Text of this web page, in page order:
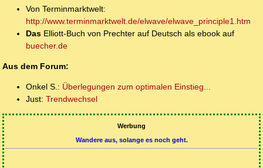
Von Terminmarktwelt:
http://www.terminmarktwelt.de/elwave/elwave_principle1.htm
Das Elliott-Buch von Prechter auf Deutsch als ebook auf
buecher.de
Aus dem Forum:
Onkel S.: Überlegungen zum optimalen Einstieg...
Just: Trendwechsel
Werbung
Wandere aus, solange es noch geht.